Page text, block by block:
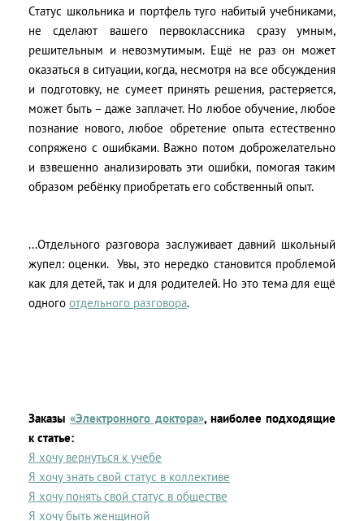
Статус школьника и портфель туго набитый учебниками,
не сделают вашего первоклассника сразу умным,
решительным и невозмутимым. Ещё не раз он может
оказаться в ситуации, когда, несмотря на все обсуждения
и подготовку, не сумеет принять решения, растеряется,
может быть – даже заплачет. Но любое обучение, любое
познание нового, любое обретение опыта естественно
сопряжено с ошибками. Важно потом доброжелательно
и взвешенно анализировать эти ошибки, помогая таким
образом ребёнку приобретать его собственный опыт.
...Отдельного разговора заслуживает давний школьный
жупел: оценки. Увы, это нередко становится проблемой
как для детей, так и для родителей. Но это тема для ещё
одного отдельного разговора.
Заказы«Электронного доктора», наиболее подходящие
к статье:
Я хочу вернуться к учебе
Я хочу знать свой статус в коллективе
Я хочу понять свой статус в обществе
Я хочу быть женщиной